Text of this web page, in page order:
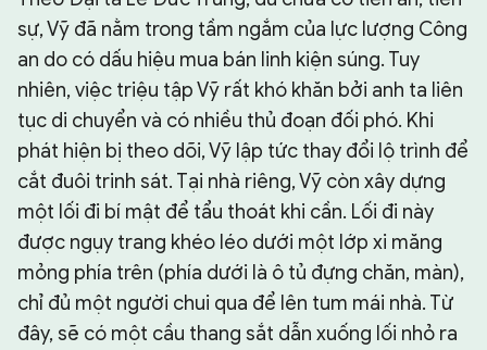
sự, Vỹ đã nằm trong tầm ngắm của lực lượng Công
an do có dấu hiệu mua bán linh kiện súng. Tuy
nhiên, việc triệu tập Vỹ rất khó khăn bởi anh ta liên
tục di chuyển và có nhiều thủ đoạn đối phó. Khi
phát hiện bị theo dõi, Vỹ lập tức thay đổi lộ trình để
cắt đuôi trinh sát. Tại nhà riêng, Vỹ còn xây dựng
một lối đi bí mật để tẩu thoát khi cần. Lối đi này
được ngụy trang khéo léo dưới một lớp xi măng
mỏng phía trên (phía dưới là ô tủ đựng chăn, màn),
chỉ đủ một người chui qua để lên tum mái nhà. Từ
đây, sẽ có một cầu thang sắt dẫn xuống lối nhỏ ra